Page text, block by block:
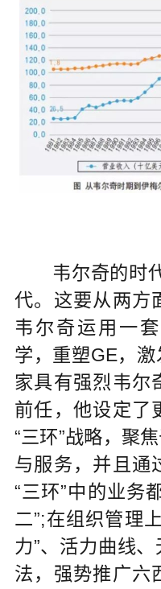
韦尔奇的时代
代。这要从两方
韦尔奇运用一
学，重塑GE，
家具有强烈韦尔
前任，他设定了
“三环”战略，聚
与服务，并且通
“三环”中的业务
二”;在组织管理
力”、活力曲线
法，强势推广六